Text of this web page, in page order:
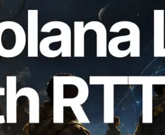
Solana Leader Slot API
ping a partir de 7 regiões
Information API